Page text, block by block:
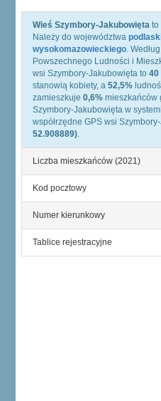
Wieś Szymbory-Jakubowięta to
Należy do województwa
wysokomazowieckiego.
Powszechnego Ludności i
wsi Szymbory-Jakubowięta to 40
stanowią kobiety, a 52,5%
zamieszkuje 0,6% mieszkańców
Szymbory-Jakubowięta w
współrzędne GPS wsi
52.908889).
Liczba mieszkańców (2021)
Kod pocztowy
Numer kierunkowy
Tablice rejestracyjne